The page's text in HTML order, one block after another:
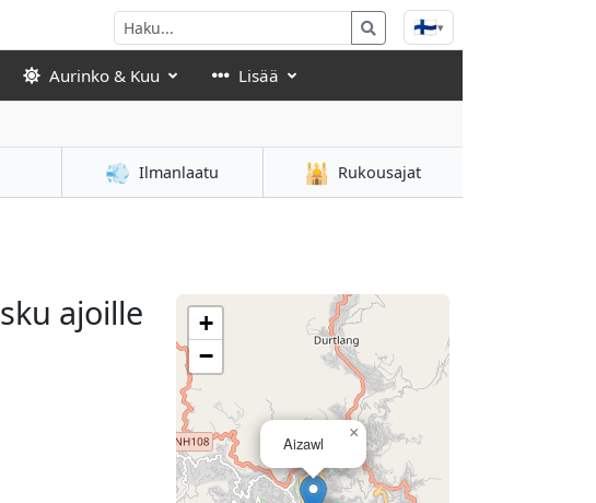
🇫🇮▾
Aurinko & Kuu Lisää
💨 Ilmanlaatu 🕌 Rukousajat
ajoille
Aizawl
×
+
−